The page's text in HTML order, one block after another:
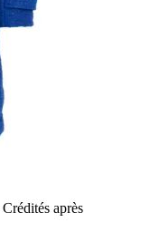
Crédités après